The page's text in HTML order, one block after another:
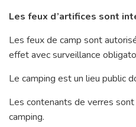
Les feux d’artifices sont
Les feux de camp sont
effet avec surveillance
Le camping est un lieu public
Les contenants de verres
camping.